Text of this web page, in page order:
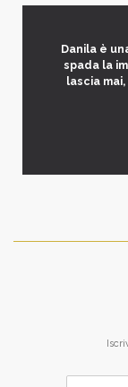
Danila è
spada la
lascia